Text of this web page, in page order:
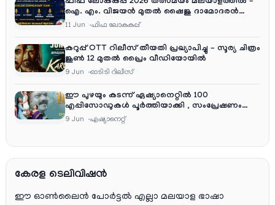
ഐ. എം. വിജയൻ മുതൽ ഷൈജു ദാമോദരൻ
വരെ കമന്ററി സംഘത്തിൽ
11 Jun ഫിഫ ലോകകപ്പ്
കറുപ്പ് OTT റിലീസ് തീയതി പ്രഖ്യാപിച്ചു – സൂര്യ ചിത്രം
ജൂൺ 12 മുതൽ പ്രൈം വീഡിയോയിൽ
9 Jun ഓടിടി റിലീസ്
ഈ പുഴയും കടന്ന് ഏഷ്യാനെറ്റിൽ 100
എപ്പിസോഡുകൾ പൂർത്തിയാക്കി , സംപ്രേഷണം
തിങ്കൾ മുതൽ വെള്ളി വരെ രാത്രി 9:30 ന്
9 Jun ഏഷ്യാനെറ്റ്‌
കേരള ടെലിവിഷൻ
ഈ ഓൺലൈൻ പോർട്ടൽ എല്ലാ മലയാള ഭാഷാ